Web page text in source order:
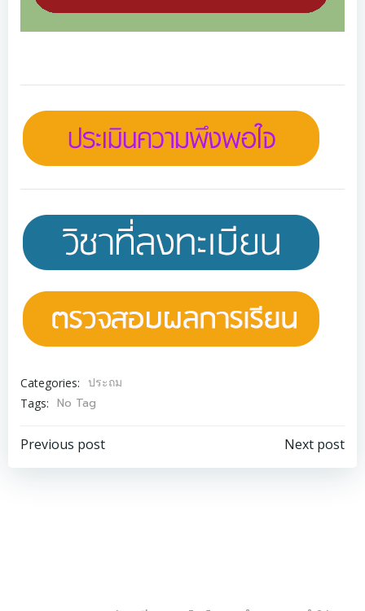
Categories: ประถม
Tags: No Tag
Post
Previous post Post Next post